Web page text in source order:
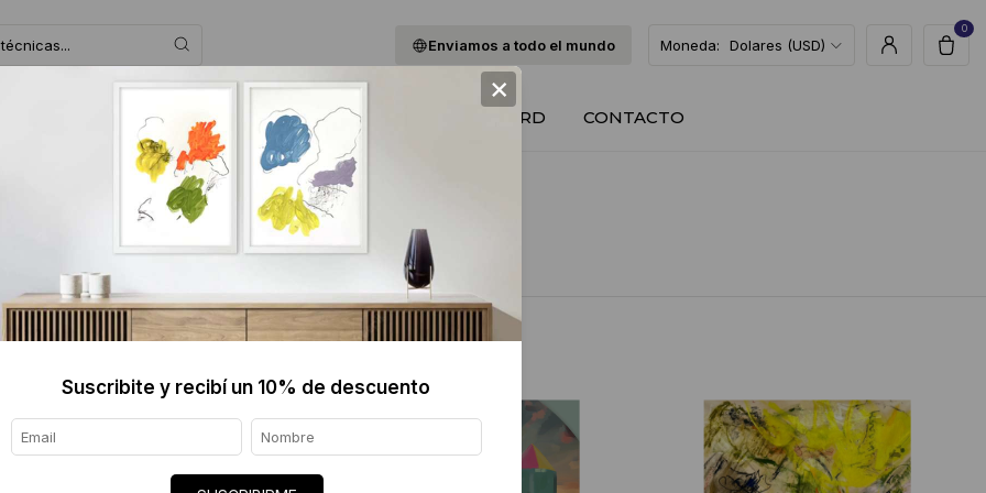
Enviamos a todo el mundo Moneda: Dolares (USD)
0
BLOG QUIENES SOMOS GIFT CARD CONTACTO
×
Suscribite y recibí un 10% de descuento